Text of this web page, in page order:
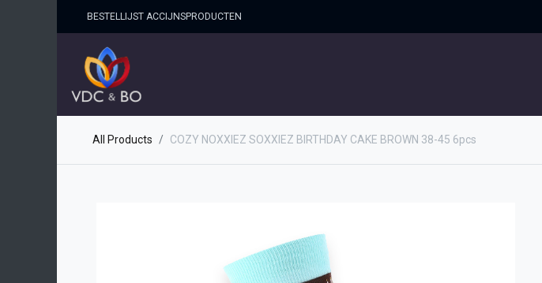
BESTELLIJST ACCIJNSPRO​DUCTEN
All Products COZY NOXXIEZ SOXXIEZ BIRTHDAY CAKE BROWN 38-45 6pcs